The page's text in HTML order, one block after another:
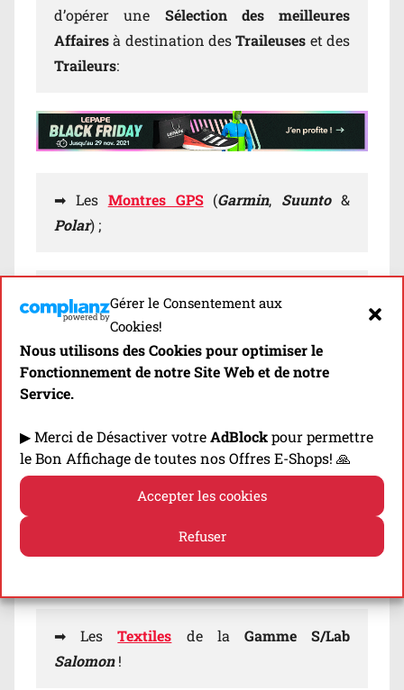
Gérer le Consentement aux
Cookies!
Nous utilisons des Cookies pour optimiser le
Fonctionnement de notre Site Web et de notre
Service.
▶ Merci de Désactiver votreAdBlockpour permettre
le Bon Affichage de toutes nos Offres E-Shops! 🙏
Accepter les cookies
Refuser
d’opérer une Sélection des meilleures
Affairesà destination desTraileuses et des
Traileurs:
➡ Les Montres GPS(Garmin, Suunto &
Polar) ;
➡ LesChaussures de Trail
Marques);
➡ Les
➡ LesBâtons de Trail(Léki);
Lampes Frontales
BlackDiamond) ;
➡ LesTextiles de la Gamme S/Lab
Salomon!